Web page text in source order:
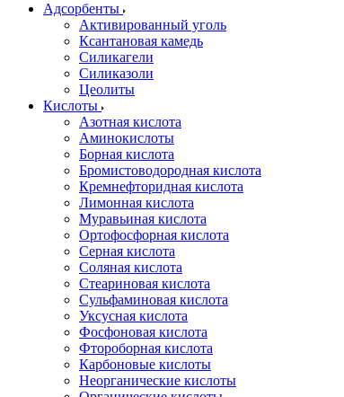
Адсорбенты
Активированный уголь
Ксантановая камедь
Силикагели
Силиказоли
Цеолиты
Кислоты
Азотная кислота
Аминокислоты
Борная кислота
Бромистоводородная кислота
Кремнефторидная кислота
Лимонная кислота
Муравьиная кислота
Ортофосфорная кислота
Серная кислота
Соляная кислота
Стеариновая кислота
Сульфаминовая кислота
Уксусная кислота
Фосфоновая кислота
Фтороборная кислота
Карбоновые кислоты
Неорганические кислоты